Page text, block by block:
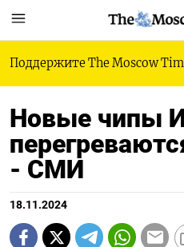
Поддержите The Moscow
Новые чипы
- СМИ
18.11.2024